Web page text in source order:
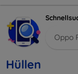
Oppo
Hüllen